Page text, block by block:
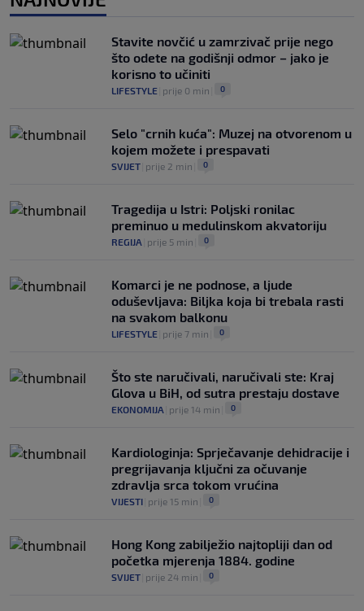
8. aug.|
Stavite novčić u zamrzivač prije nego
što odete na godišnji odmor – jako je
korisno to učiniti
LIFESTYLE prije 0 min 0
Selo "crnih kuća": Muzej na otvorenom u
kojem možete i prespavati
SVIJET prije 2 min 0
Tragedija u Istri: Poljski ronilac
preminuo u medulinskom akvatoriju
REGIJA prije 5 min 0
Komarci je ne podnose, a ljude
oduševljava: Biljka koja bi trebala rasti
na svakom balkonu
LIFESTYLE prije 7 min 0
Što ste naručivali, naručivali ste: Kraj
Glova u BiH, od sutra prestaju dostave
EKONOMIJA prije 14 min 0
Kardiologinja: Sprječavanje dehidracije i
pregrijavanja ključni za očuvanje
zdravlja srca tokom vrućina
VIJESTI prije 15 min 0
Hong Kong zabilježio najtopliji dan od
početka mjerenja 1884. godine
SVIJET prije 24 min 0